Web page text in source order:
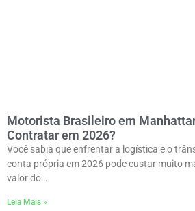
Motorista Brasileiro em
Contratar em 2026?
Você sabia que enfrentar a logística e o
conta própria em 2026 pode custar muito
valor do…
Leia Mais »